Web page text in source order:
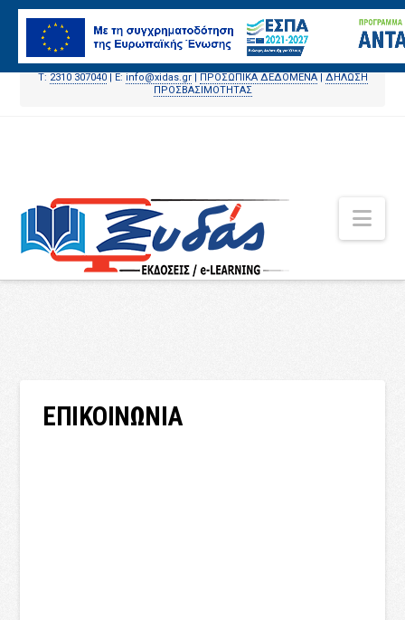
T: 2310 307040| E: info@xidas.gr| ΠΡΟΣΩΠΙΚΑ ΔΕΔΟΜΕΝΑ| ΔΗΛΩΣΗ
ΠΡΟΣΒΑΣΙΜΟΤΗΤΑΣ
ΕΠΙΚΟΙΝΩΝΙΑ